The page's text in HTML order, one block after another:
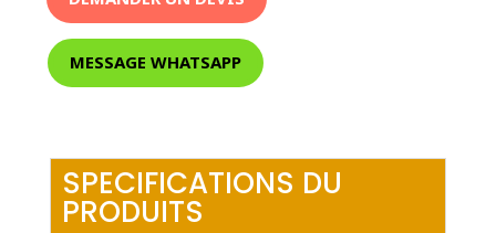
MESSAGE WHATSAPP
SPECIFICATIONS DU
PRODUITS